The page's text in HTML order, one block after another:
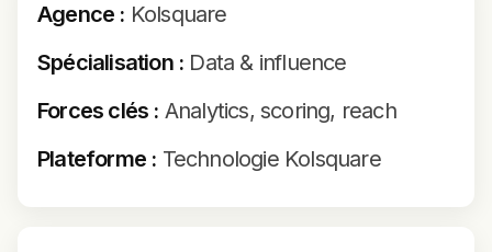
Agence : Kolsquare
Spécialisation : Data & influence
Forces clés : Analytics, scoring, reach
Plateforme : Technologie Kolsquare